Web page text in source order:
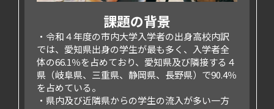
課題の背景
令和４年度の市内大学入学者の出身高校内訳
では、愛知県出身の学生が最も多く、入学者全
体の66.1％を占めており、愛知県及び隣接する４
県（岐阜県、三重県、静岡県、長野県）で90.4％
を占めている。
県内及び近隣県からの学生の流入が多い一方